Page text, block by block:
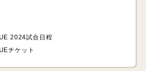
2024試合日程
チケット